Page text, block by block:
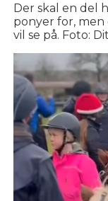
Der skal en del
ponyer for,
vil se på. Foto: